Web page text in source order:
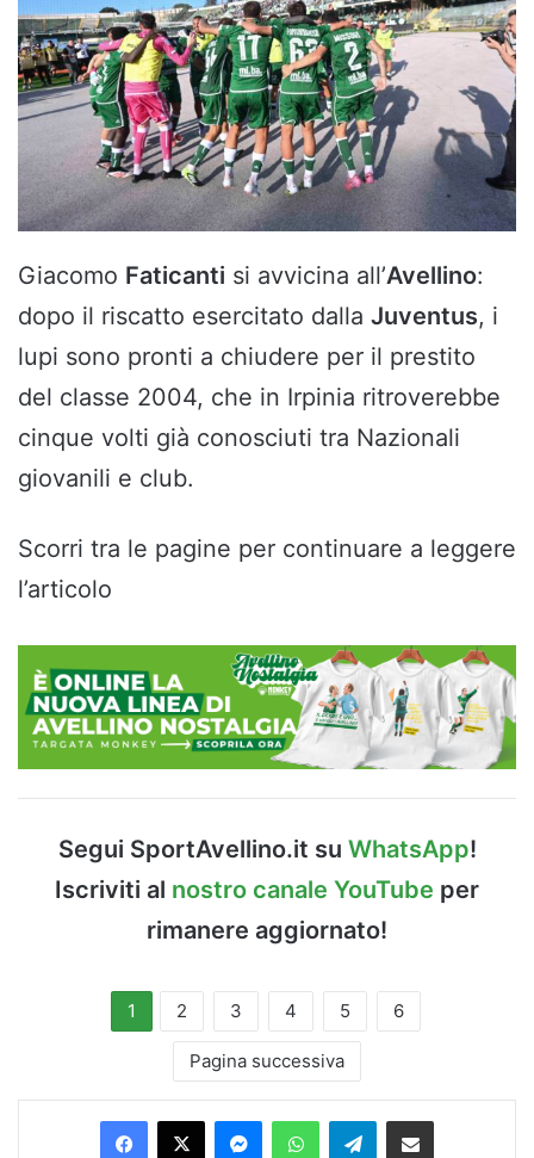
Giacomo Faticanti si avvicina all’Avellino:
dopo il riscatto esercitato dalla Juventus, i
lupi sono pronti a chiudere per il prestito
del classe 2004, che in Irpinia ritroverebbe
cinque volti già conosciuti tra Nazionali
giovanili e club.
Scorri tra le pagine per continuare a leggere
l’articolo
Segui SportAvellino.it su WhatsApp!
Iscriviti al nostro canale YouTube per
rimanere aggiornato!
1 2 3 4 5 6
Pagina successiva
Facebook
X MessengerWhatsAppTelegramCondividi via Email